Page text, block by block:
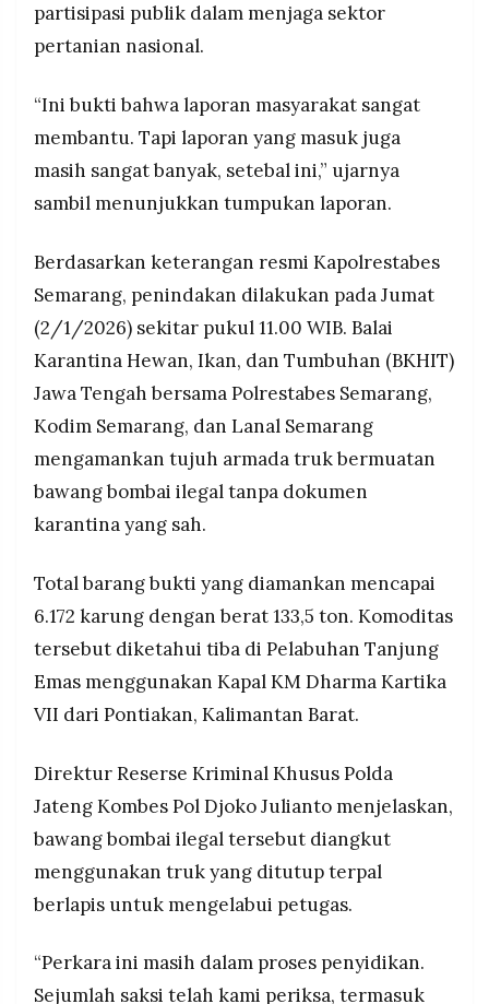
partisipasi publik dalam menjaga sektor
pertanian nasional.
“Ini bukti bahwa laporan masyarakat sangat
membantu. Tapi laporan yang masuk juga
masih sangat banyak, setebal ini,” ujarnya
sambil menunjukkan tumpukan laporan.
Berdasarkan keterangan resmi Kapolrestabes
Semarang, penindakan dilakukan pada Jumat
(2/1/2026) sekitar pukul 11.00 WIB. Balai
Karantina Hewan, Ikan, dan Tumbuhan (BKHIT)
Jawa Tengah bersama Polrestabes Semarang,
Kodim Semarang, dan Lanal Semarang
mengamankan tujuh armada truk bermuatan
bawang bombai ilegal tanpa dokumen
karantina yang sah.
Total barang bukti yang diamankan mencapai
6.172 karung dengan berat 133,5 ton. Komoditas
tersebut diketahui tiba di Pelabuhan Tanjung
Emas menggunakan Kapal KM Dharma Kartika
VII dari Pontiakan, Kalimantan Barat.
Direktur Reserse Kriminal Khusus Polda
Jateng Kombes Pol Djoko Julianto menjelaskan,
bawang bombai ilegal tersebut diangkut
menggunakan truk yang ditutup terpal
berlapis untuk mengelabui petugas.
“Perkara ini masih dalam proses penyidikan.
Sejumlah saksi telah kami periksa, termasuk